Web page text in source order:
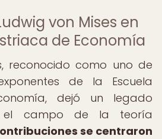
von Mises en
de Economía
reconocido como uno de
de la Escuela
dejó un legado
el campo de la teoría
se centraron